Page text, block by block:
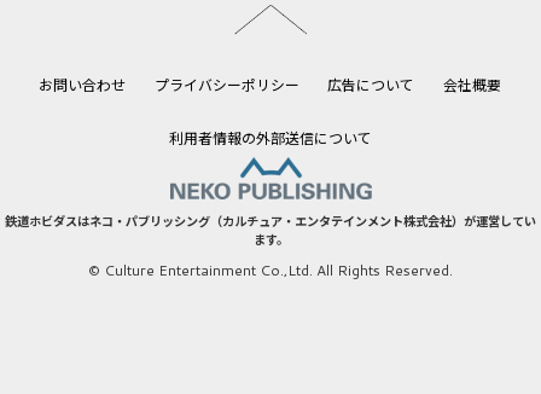
お問い合わせ プライバシーポリシー 広告について 会社概要
利用者情報の外部送信について
鉄道ホビダスはネコ・パブリッシング（カルチュア・エンタテインメント株式会社）が運営してい
ます。
© Culture Entertainment Co.,Ltd. All Rights Reserved.